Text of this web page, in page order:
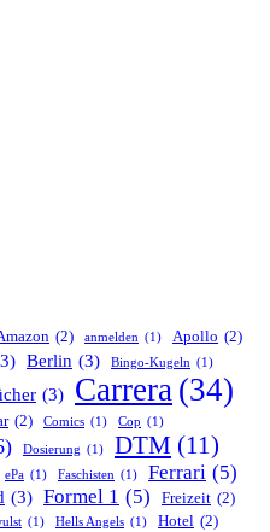
(2) anmelden (1) Apollo (2)
Berlin (3) Bingo-Kugeln (1)
(3) Carrera (34)
(2) Comics (1) Cop (1)
Dosierung (1) DTM (11)
ePa (1) Faschisten (1) Ferrari (5)
(3) Formel 1 (5) Freizeit (2)
(1) Hells Angels (1) Hotel (2)